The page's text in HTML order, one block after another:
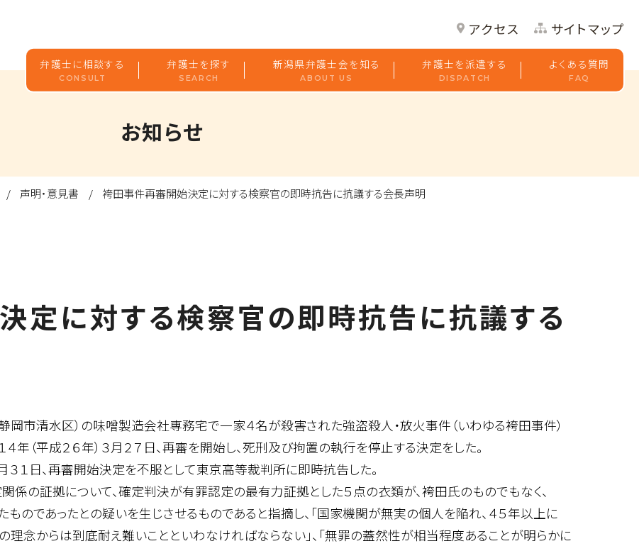
アクセス サイトマップ
弁護士に相談する
CONSULT
弁護士を探す
SEARCH
新潟県弁護士会を知る
ABOUT US
弁護士を派遣する
DISPATCH
よくある質問
FAQ
お知らせ
声明・意見書 袴田事件再審開始決定に対する検察官の即時抗告に抗議する会長声明
定に対する検察官の即時抗告に抗議する
静岡市清水区）の味噌製造会社専務宅で一家４名が殺害された強盗殺人・放火事件（いわゆる袴田事件）
年（平成２６年）３月２７日、再審を開始し、死刑及び拘置の執行を停止する決定をした。
１日、再審開始決定を不服として東京高等裁判所に即時抗告した。
の証拠について、確定判決が有罪認定の最有力証拠とした５点の衣類が、袴田氏のものでもなく、
のであったとの疑いを生じさせるものであると指摘し、「国家機関が無実の個人を陥れ、４５年以上に
理念からは到底耐え難いことといわなければならない」、「無罪の蓋然性が相当程度あることが明らかに